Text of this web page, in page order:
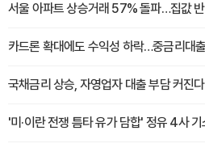
서울 아파트 상승거래 57% 돌파…집값
카드론 확대에도 수익성 하락…중금리대
국채금리 상승, 자영업자 대출 부담 커진다
'미·이란 전쟁 틈타 유가 담합' 정유 4사